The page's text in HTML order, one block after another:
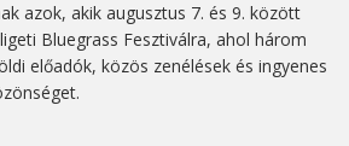
azok, akik augusztus 7. és 9. között
Bluegrass Fesztiválra, ahol három
előadók, közös zenélések és ingyenes